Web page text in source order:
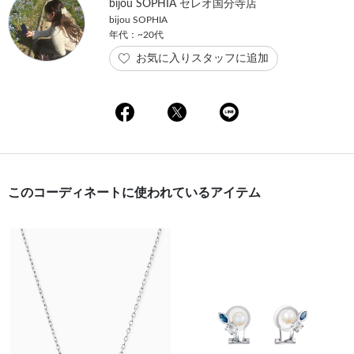
bijou SOPHIA セレオ国分寺店
bijou SOPHIA
年代：~20代
お気に入りスタッフに追加
このコーディネートに使われているアイテム